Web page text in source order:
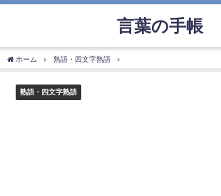
言葉の手帳
ホーム 熟語・四文字熟語
熟語・四文字熟語